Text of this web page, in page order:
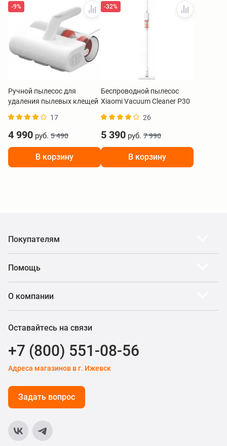
-9%
Ручной пылесос для
удаления пылевых клещей
Cleaner 2 BHR8276EU
17
4 990 руб. 5 490
В корзину
-32%
Беспроводной пылесос
Xiaomi Vacuum Cleaner P30
26
5 390 руб. 7 990
В корзину
Покупателям
Помощь
О компании
Оставайтесь на связи
+7 (800) 551-08-56
Адреса магазинов в г. Ижевск
Задать вопрос